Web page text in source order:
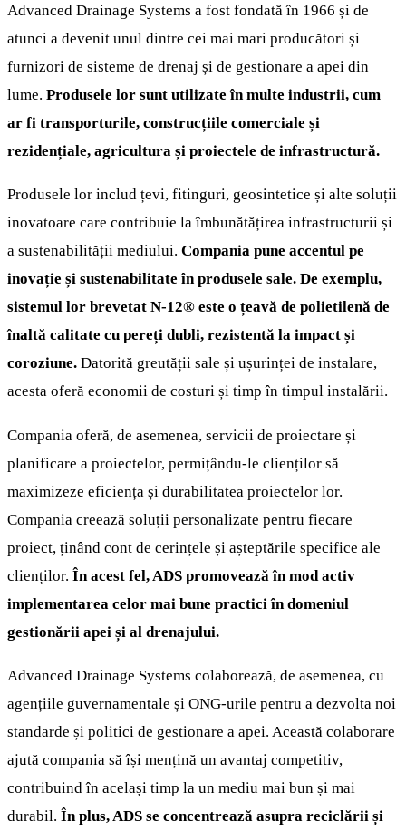
Advanced Drainage Systems a fost fondată în 1966 și de
atunci a devenit unul dintre cei mai mari producători și
furnizori de sisteme de drenaj și de gestionare a apei din
lume. Produsele lor sunt utilizate în multe industrii, cum
ar fi transporturile, construcțiile comerciale și
rezidențiale, agricultura și proiectele de infrastructură.
Produsele lor includ țevi, fitinguri, geosintetice și alte soluții
inovatoare care contribuie la îmbunătățirea infrastructurii și
a sustenabilității mediului. Compania pune accentul pe
inovație și sustenabilitate în produsele sale. De exemplu,
sistemul lor brevetat N-12® este o țeavă de polietilenă de
înaltă calitate cu pereți dubli, rezistentă la impact și
coroziune. Datorită greutății sale și ușurinței de instalare,
acesta oferă economii de costuri și timp în timpul instalării.
Compania oferă, de asemenea, servicii de proiectare și
planificare a proiectelor, permițându-le clienților să
maximizeze eficiența și durabilitatea proiectelor lor.
Compania creează soluții personalizate pentru fiecare
proiect, ținând cont de cerințele și așteptările specifice ale
clienților. În acest fel, ADS promovează în mod activ
implementarea celor mai bune practici în domeniul
gestionării apei și al drenajului.
Advanced Drainage Systems colaborează, de asemenea, cu
agențiile guvernamentale și ONG-urile pentru a dezvolta noi
standarde și politici de gestionare a apei. Această colaborare
ajută compania să își mențină un avantaj competitiv,
contribuind în același timp la un mediu mai bun și mai
durabil. În plus, ADS se concentrează asupra reciclării și